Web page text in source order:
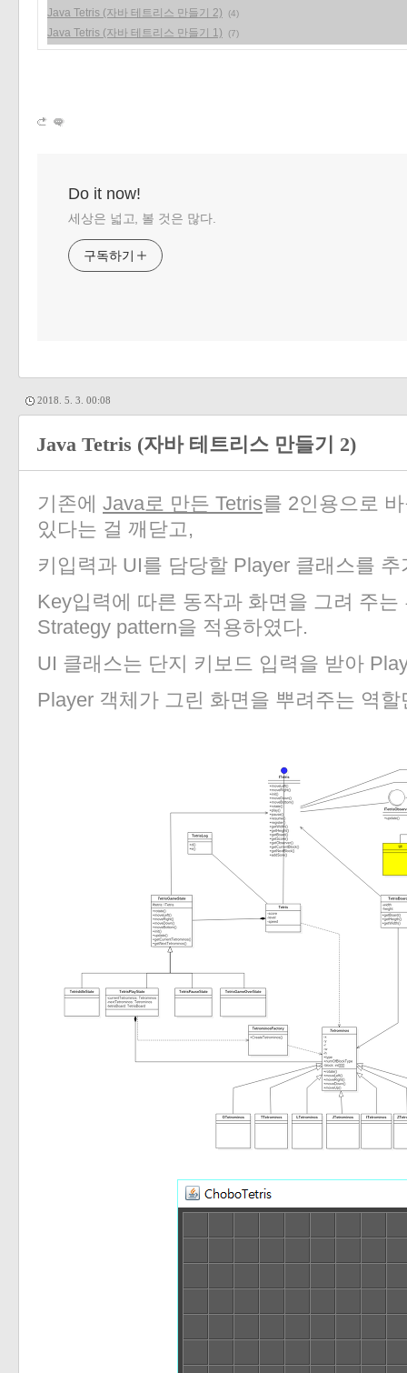
Java Tetris (자바 테트리스 만들기 2) (4)
Java Tetris (자바 테트리스 만들기 1) (7)
Do it now!
세상은 넓고, 볼 것은 많다.
구독하기
2018. 5. 3. 00:08
Java Tetris (자바 테트리스 만들기 2)
기존에 Java로 만든 Tetris를 2인용으로
있다는 걸 깨닫고,
키입력과 UI를 담당할 Player 클래스를 추
Key입력에 따른 동작과 화면을 그려 주
Strategy pattern을 적용하였다.
UI 클래스는 단지 키보드 입력을 받아
Player 객체가 그린 화면을 뿌려주는 역